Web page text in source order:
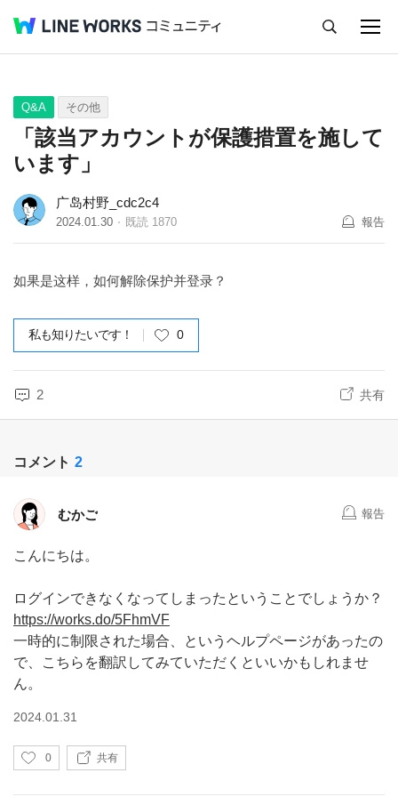
Q&A Tips Ideas
Q&A その他
「該当アカウントが保護措置を施して
います」
广岛村野_cdc2c4
2024.01.30 既読 1870 報告
如果是这样，如何解除保护并登录？
私も知りたいです！ 0
2 共有
コメント 2
むかご 報告
こんにちは。
ログインできなくなってしまったということでしょうか？
https://works.do/5FhmVF
一時的に制限された場合、というヘルプページがあったの
で、こちらを翻訳してみていただくといいかもしれませ
ん。
2024.01.31
い
0 共有